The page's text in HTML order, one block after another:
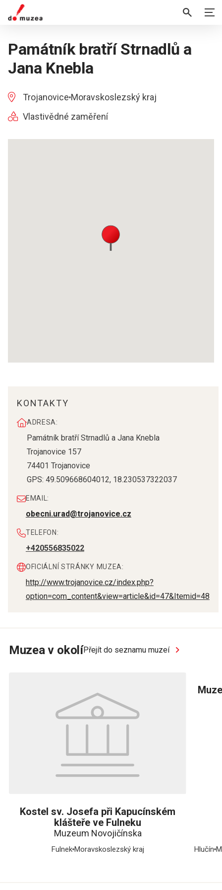
Památník bratří Strnadlů a
Jana Knebla
Trojanovice Moravskoslezský kraj
Vlastivědné zaměření
KONTAKTY
ADRESA:
Památník bratří Strnadlů a Jana Knebla
Trojanovice 157
74401 Trojanovice
GPS: 49.509668604012, 18.230537322037
EMAIL:
obecni.urad@trojanovice.cz
TELEFON:
+420556835022
OFICIÁLNÍ STRÁNKY MUZEA:
http://www.trojanovice.cz/index.php?
option=com_content&view=article&id=47&Itemid=48
Muzea v okolíPřejít do seznamu muzeí
Kostel sv. Josefa při Kapucínském
klášteře ve Fulneku
Muzeum Novojičínska
Fulnek Moravskoslezský kraj Hlučín